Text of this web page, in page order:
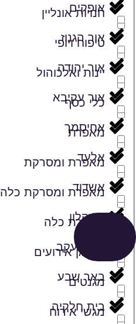
חנויות אונליין
טיפוח ויופי
יינות ואלכוהול
כלי כסף
מאפרת
מאפרת ומסרקת
מאפרת ומסרקת כלה
מאפרת כלה
מארגן אירועים
מגנטים
מגשי אירוח
אופקים
אור הגנוז
אור יהודה
אור עקיבא
אחיסמך
אלעד
אשדוד
אשקלון
באר יעקב
באר שבע
בית חלקיה